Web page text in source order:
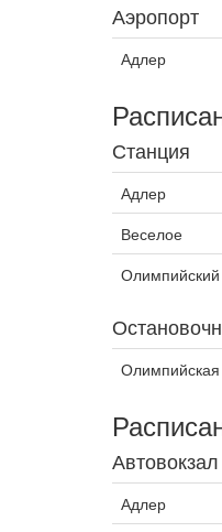
Аэропорт
Адлер
Станция
Адлер
Веселое
Олимпийский
Автовокзал
Адлер